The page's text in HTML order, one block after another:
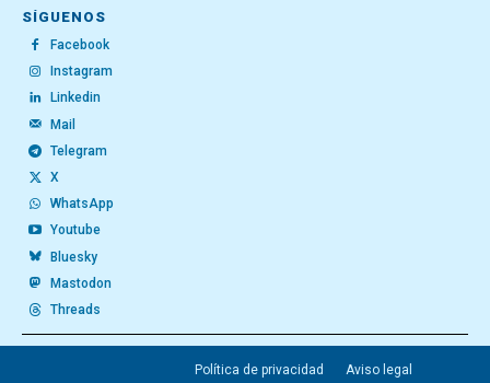
SÍGUENOS
Facebook
Instagram
Linkedin
Mail
Telegram
X
WhatsApp
Youtube
Bluesky
Mastodon
Threads
Política de privacidad Aviso legal